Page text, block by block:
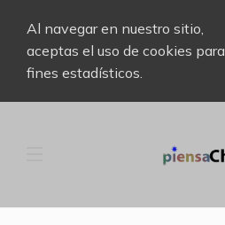
Al navegar en nuestro sitio,
aceptas el uso de cookies para
fines estadísticos.